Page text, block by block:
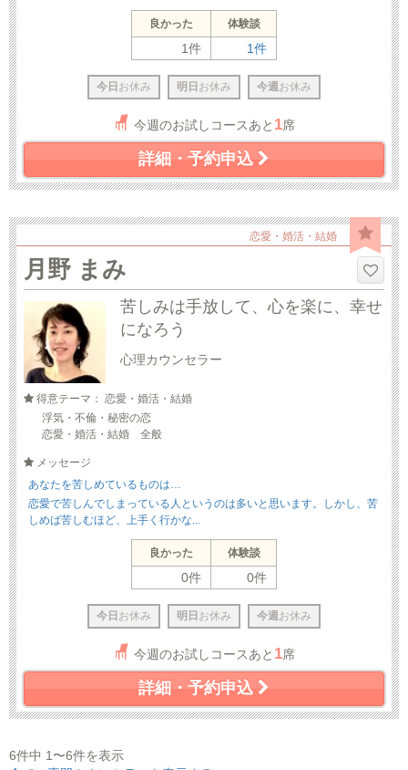
良かった 体験談
1件 1件
今日 お休み 明日 お休み 今週 お休み
今週のお試しコースあと 1席
詳細・予約申込
恋愛・婚活・結婚
月野 まみ
苦しみは手放して、心を楽に、幸せ
になろう
心理カウンセラー
得意テーマ： 恋愛・婚活・結婚
浮気・不倫・秘密の恋
恋愛・婚活・結婚 全般
メッセージ
あなたを苦しめているものは…
恋愛で苦しんでしまっている人というのは多いと思います。しかし、苦
しめば苦しむほど、上手く行かな...
良かった 体験談
0件 0件
今日 お休み 明日 お休み 今週 お休み
今週のお試しコースあと 1席
詳細・予約申込
6件中 1〜6件を表示